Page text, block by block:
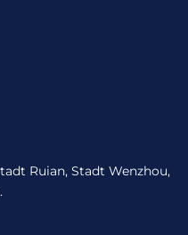
Ruian, Stadt Wenzhou,